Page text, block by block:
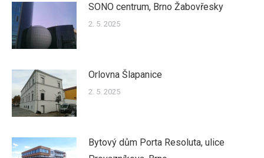
SONO centrum, Brno Žabovřesky
2. 5. 2025
Orlovna Šlapanice
2. 5. 2025
Bytový dům Porta Resoluta, ulice